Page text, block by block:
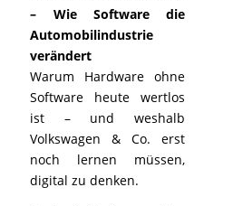
– Wie Software die
Automobilindustrie
verändert
Warum Hardware ohne
Software heute wertlos
ist – und weshalb
Volkswagen & Co. erst
noch lernen müssen,
digital zu denken.